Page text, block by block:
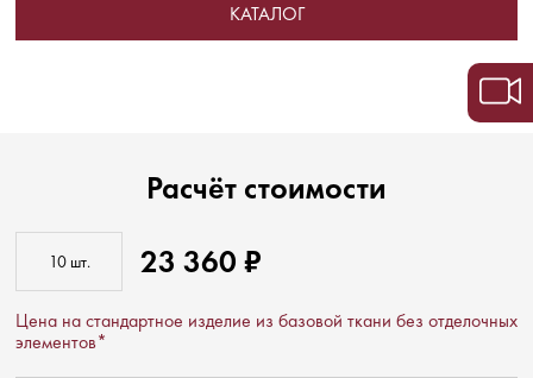
КАТАЛОГ
Расчёт стоимости
23 360 ₽
Цена на стандартное изделие из базовой ткани без отделочных
элементов*